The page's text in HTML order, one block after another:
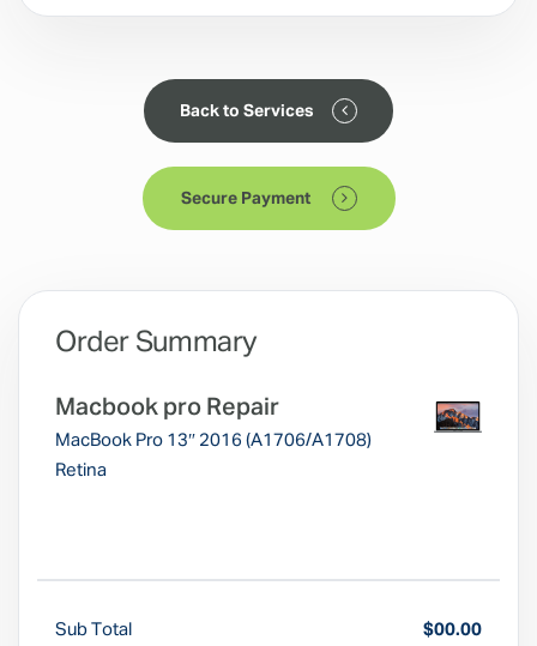
Back to Services
Secure Payment
Order Summary
Macbook pro Repair
MacBook Pro 13″ 2016 (A1706/A1708)
Retina
Sub Total
$00.00